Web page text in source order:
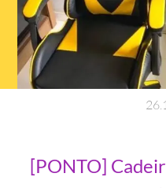
26
[PONTO]